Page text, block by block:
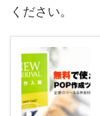
ください。